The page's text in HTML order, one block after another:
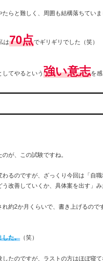
らと難しく、周囲も結構落ちていま
は70点でギリギリでした（笑）
してやるという 強い意志を
が、この試験ですね。
わるのですが、ざっくり今回は「自
改善していくか、具体案を出す」み
れ約2か月くらいで、書き上げるので
した。 （笑）
たのですが、ラストの方はほぼ寝て